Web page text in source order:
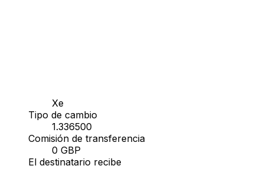
Xe
Tipo de cambio
1.336500
Comisión de transferencia
0 GBP
El destinatario recibe